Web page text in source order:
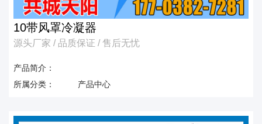
10带风罩冷凝器
源头厂家 / 品质保证 / 售后无忧
产品简介：
所属分类：
产品中心